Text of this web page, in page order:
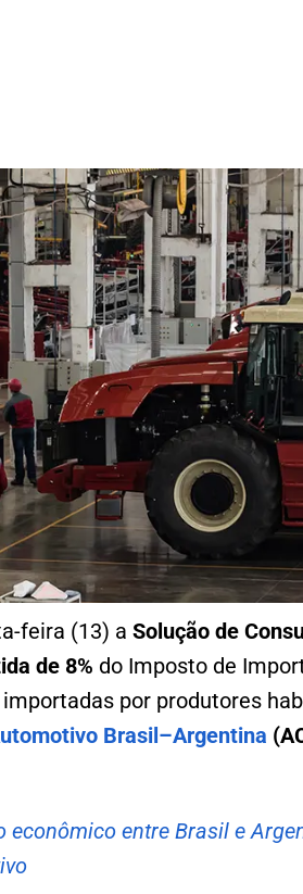
feira (13) a Solução de
de 8% do Imposto de
por produtores
Brasil–Argentina
entre Brasil e